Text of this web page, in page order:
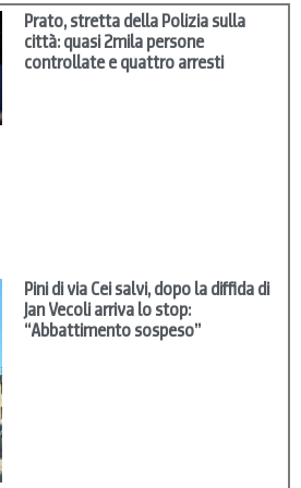
Prato, stretta della Polizia sulla
città: quasi 2mila persone
controllate e quattro arresti
Pini di via Cei salvi, dopo la diffida di
Jan Vecoli arriva lo stop:
“Abbattimento sospeso”